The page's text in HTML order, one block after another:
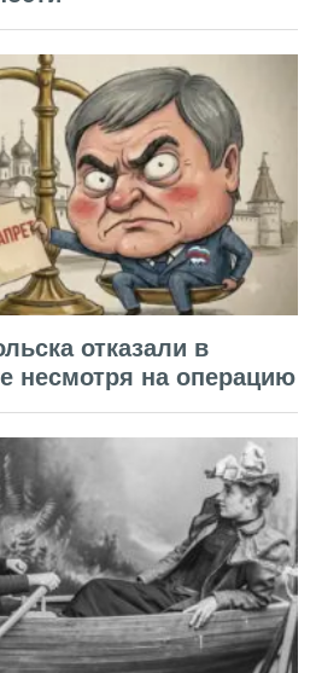
отказали в
несмотря на операцию